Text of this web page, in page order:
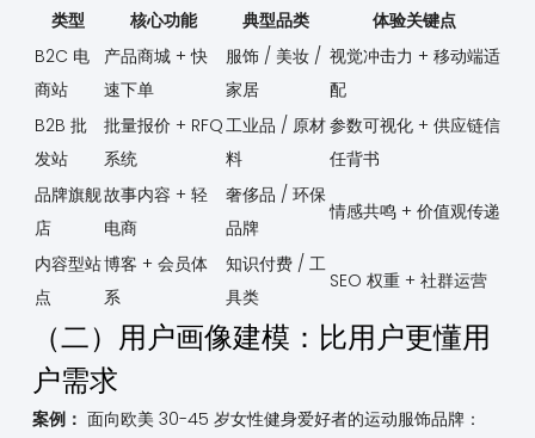
类型 核心功能 典型品类
体验关键点
B2C 电
商站
产品商城 + 快
速下单
服饰 / 美妆 /
家居
视觉冲击力 + 移动端适
配
B2B 批
发站
批量报价 + RFQ
系统
工业品 / 原材
料
参数可视化 + 供应链信
任背书
品牌旗舰
店
故事内容 + 轻
电商
奢侈品 / 环保
品牌
情感共鸣 + 价值观传递
内容型站
点
博客 + 会员体
系
知识付费 / 工
具类
SEO 权重 + 社群运营
（二）用户画像建模：比用户更懂用
户需求
案例： 面向欧美 30-45 岁女性健身爱好者的运动服饰品牌：